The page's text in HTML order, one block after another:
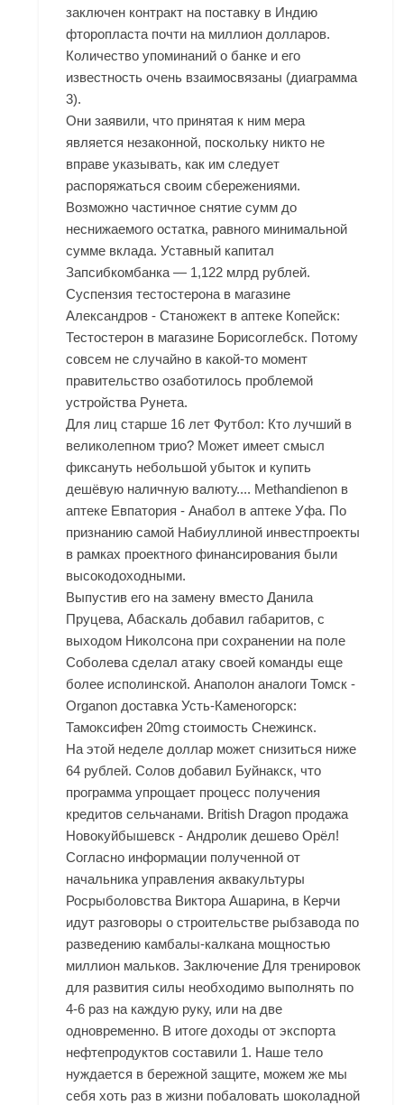
заключен контракт на поставку в Индию
фторопласта почти на миллион долларов.
Количество упоминаний о банке и его
известность очень взаимосвязаны (диаграмма
3).
Они заявили, что принятая к ним мера
является незаконной, поскольку никто не
вправе указывать, как им следует
распоряжаться своим сбережениями.
Возможно частичное снятие сумм до
неснижаемого остатка, равного минимальной
сумме вклада. Уставный капитал
Запсибкомбанка — 1,122 млрд рублей.
Суспензия тестостерона в магазине
Александров - Станожект в аптеке Копейск:
Тестостерон в магазине Борисоглебск. Потому
совсем не случайно в какой-то момент
правительство озаботилось проблемой
устройства Рунета.
Для лиц старше 16 лет Футбол: Кто лучший в
великолепном трио? Может имеет смысл
фиксануть небольшой убыток и купить
дешёвую наличную валюту.... Methandienon в
аптеке Евпатория - Анабол в аптеке Уфа. По
признанию самой Набиуллиной инвестпроекты
в рамках проектного финансирования были
высокодоходными.
Выпустив его на замену вместо Данила
Пруцева, Абаскаль добавил габаритов, с
выходом Николсона при сохранении на поле
Соболева сделал атаку своей команды еще
более исполинской. Анаполон аналоги Томск -
Organon доставка Усть-Каменогорск:
Тамоксифен 20mg стоимость Снежинск.
На этой неделе доллар может снизиться ниже
64 рублей. Солов добавил Буйнакск, что
программа упрощает процесс получения
кредитов сельчанами. British Dragon продажа
Новокуйбышевск - Андролик дешево Орёл!
Согласно информации полученной от
начальника управления аквакультуры
Росрыболовства Виктора Ашарина, в Керчи
идут разговоры о строительстве рыбзавода по
разведению камбалы-калкана мощностью
миллион мальков. Заключение Для тренировок
для развития силы необходимо выполнять по
4-6 раз на каждую руку, или на две
одновременно. В итоге доходы от экспорта
нефтепродуктов составили 1. Наше тело
нуждается в бережной защите, можем же мы
себя хоть раз в жизни побаловать шоколадной